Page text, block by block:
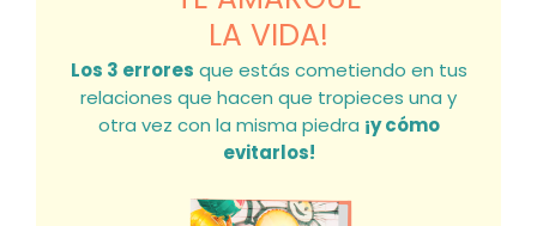
LA VIDA!
Los 3 errores que estás cometiendo en tus
relaciones que hacen que tropieces una y
otra vez con la misma piedra ¡y cómo
evitarlos!